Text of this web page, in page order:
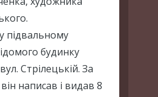
підвальному
будинку
Стрілецькій. За
написав і видав 8